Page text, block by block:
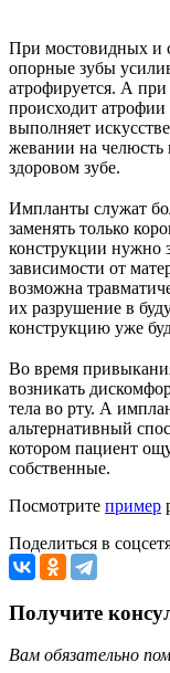
При мостовидных и
опорные зубы
атрофируется. А
происходит атрофии
выполняет
жевании на челюсть
здоровом зубе.
Импланты служат
заменять только
конструкции нужно
зависимости от
возможна
их разрушение в
конструкцию уже
Во время
возникать
тела во рту. А
альтернативный
котором пациент
собственные.
Посмотрите пример
Поделиться в
Получите
Вам обязательно